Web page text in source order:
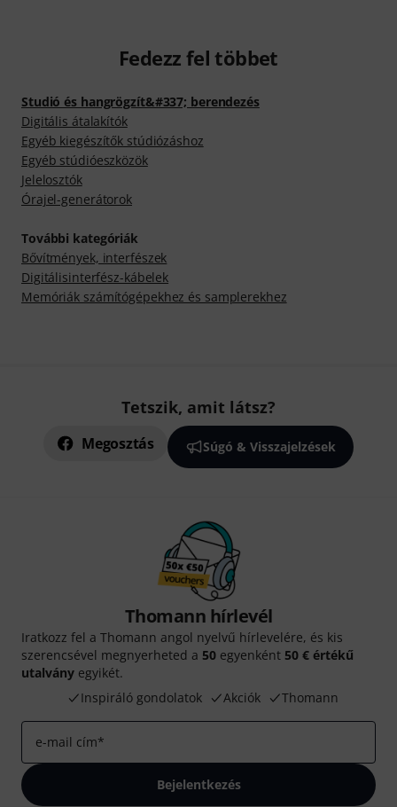
Fedezz fel többet
Studió és hangrögzít&#337; berendezés
Digitális átalakítók
Egyéb kiegészítők stúdiózáshoz
Egyéb stúdióeszközök
Jelelosztók
Órajel-generátorok
További kategóriák
Bővítmények, interfészek
Digitálisinterfész-kábelek
Memóriák számítógépekhez és samplerekhez
Tetszik, amit látsz?
Megosztás Súgó & Visszajelzések
Thomann hírlevél
Iratkozz fel a Thomann angol nyelvű hírlevelére, és kis
szerencsével megnyerheted a 50 egyenként 50 € értékű
utalvány egyikét.
Inspiráló gondolatok
Akciók Thomann
e-mail cím*
Bejelentkezés